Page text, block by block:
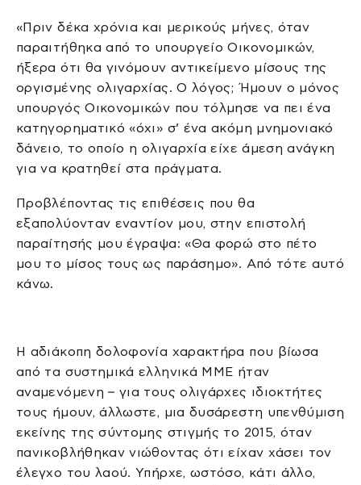
«Πριν δέκα χρόνια και μερικούς μήνες, όταν
παραιτήθηκα από το υπουργείο Οικονομικών,
ήξερα ότι θα γινόμουν αντικείμενο μίσους της
οργισμένης ολιγαρχίας. Ο λόγος; Ήμουν ο μόνος
υπουργός Οικονομικών που τόλμησε να πει ένα
κατηγορηματικό «όχι» σ’ ένα ακόμη μνημονιακό
δάνειο, το οποίο η ολιγαρχία είχε άμεση ανάγκη
για να κρατηθεί στα πράγματα.
Προβλέποντας τις επιθέσεις που θα
εξαπολύονταν εναντίον μου, στην επιστολή
παραίτησής μου έγραψα: «Θα φορώ στο πέτο
μου το μίσος τους ως παράσημο». Από τότε αυτό
κάνω.
Η αδιάκοπη δολοφονία χαρακτήρα που βίωσα
από τα συστημικά ελληνικά ΜΜΕ ήταν
αναμενόμενη – για τους ολιγάρχες ιδιοκτήτες
τους ήμουν, άλλωστε, μια δυσάρεστη υπενθύμιση
εκείνης της σύντομης στιγμής το 2015, όταν
πανικοβλήθηκαν νιώθοντας ότι είχαν χάσει τον
έλεγχο του λαού. Υπήρχε, ωστόσο, κάτι άλλο,